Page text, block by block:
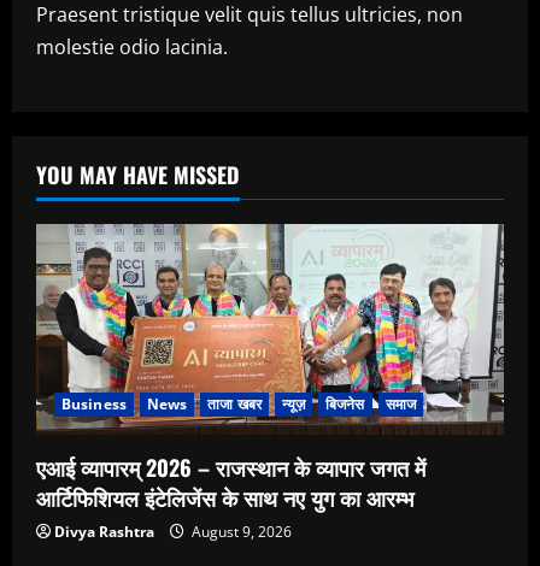
Praesent tristique velit quis tellus ultricies, non
molestie odio lacinia.
YOU MAY HAVE MISSED
Business News ताजा खबर न्यूज़ बिजनेस समाज
एआई व्यापारम् 2026 – राजस्थान के व्यापार जगत में
आर्टिफिशियल इंटेलिजेंस के साथ नए युग का आरम्भ
Divya Rashtra August 9, 2026